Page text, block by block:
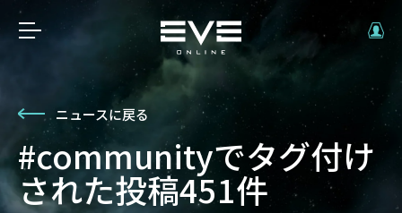
ニュースに戻る
#communityでタグ付け
された投稿451件